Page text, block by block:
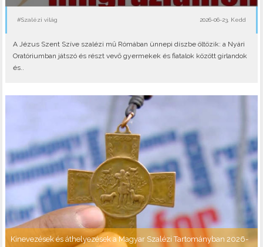
#Szalézi világ 2026-06-23, Kedd
A Jézus Szent Szíve szalézi mű Rómában ünnepi díszbe öltözik: a Nyári
Oratóriumban játszó és részt vevő gyermekek és fiatalok között girlandok
és..
Kinevezések és áthelyezések a Magyar Szalézi Tartományban 2026-